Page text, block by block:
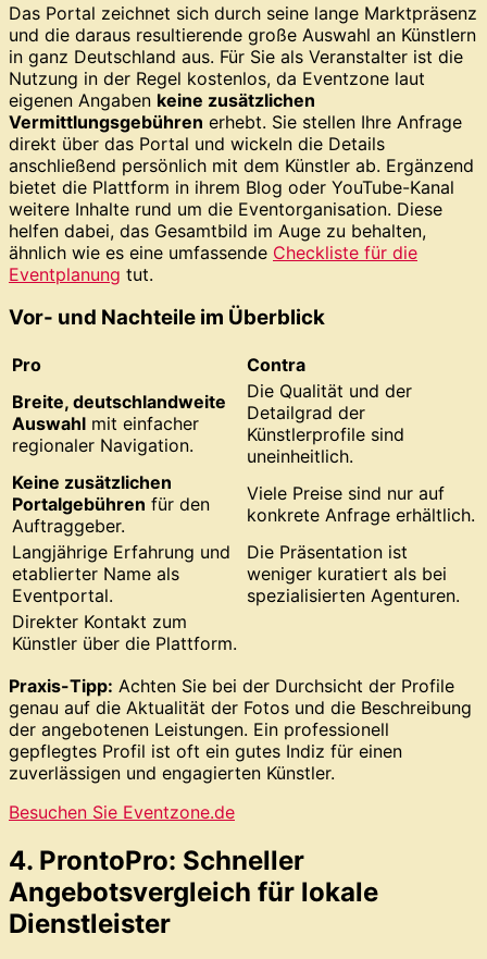
Das Portal zeichnet sich durch seine lange Marktpräsenz
und die daraus resultierende große Auswahl an Künstlern
in ganz Deutschland aus. Für Sie als Veranstalter ist die
Nutzung in der Regel kostenlos, da Eventzone laut
eigenen Angaben keine zusätzlichen
Vermittlungsgebühren erhebt. Sie stellen Ihre Anfrage
direkt über das Portal und wickeln die Details
anschließend persönlich mit dem Künstler ab. Ergänzend
bietet die Plattform in ihrem Blog oder YouTube-Kanal
weitere Inhalte rund um die Eventorganisation. Diese
helfen dabei, das Gesamtbild im Auge zu behalten,
ähnlich wie es eine umfassende Checkliste für die
Eventplanung tut.
Vor- und Nachteile im Überblick
Pro
Contra
Breite, deutschlandweite
Auswahl mit einfacher
regionaler Navigation.
Die Qualität und der
Detailgrad der
Künstlerprofile sind
uneinheitlich.
Keine zusätzlichen
Portalgebühren für den
Auftraggeber.
Viele Preise sind nur auf
konkrete Anfrage erhältlich.
Langjährige Erfahrung und
etablierter Name als
Eventportal.
Die Präsentation ist
weniger kuratiert als bei
spezialisierten Agenturen.
Direkter Kontakt zum
Künstler über die Plattform.
Praxis-Tipp: Achten Sie bei der Durchsicht der Profile
genau auf die Aktualität der Fotos und die Beschreibung
der angebotenen Leistungen. Ein professionell
gepflegtes Profil ist oft ein gutes Indiz für einen
zuverlässigen und engagierten Künstler.
Besuchen Sie Eventzone.de
4. ProntoPro: Schneller
Angebotsvergleich für lokale
Dienstleister